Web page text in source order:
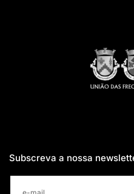
Subscreva a nossa